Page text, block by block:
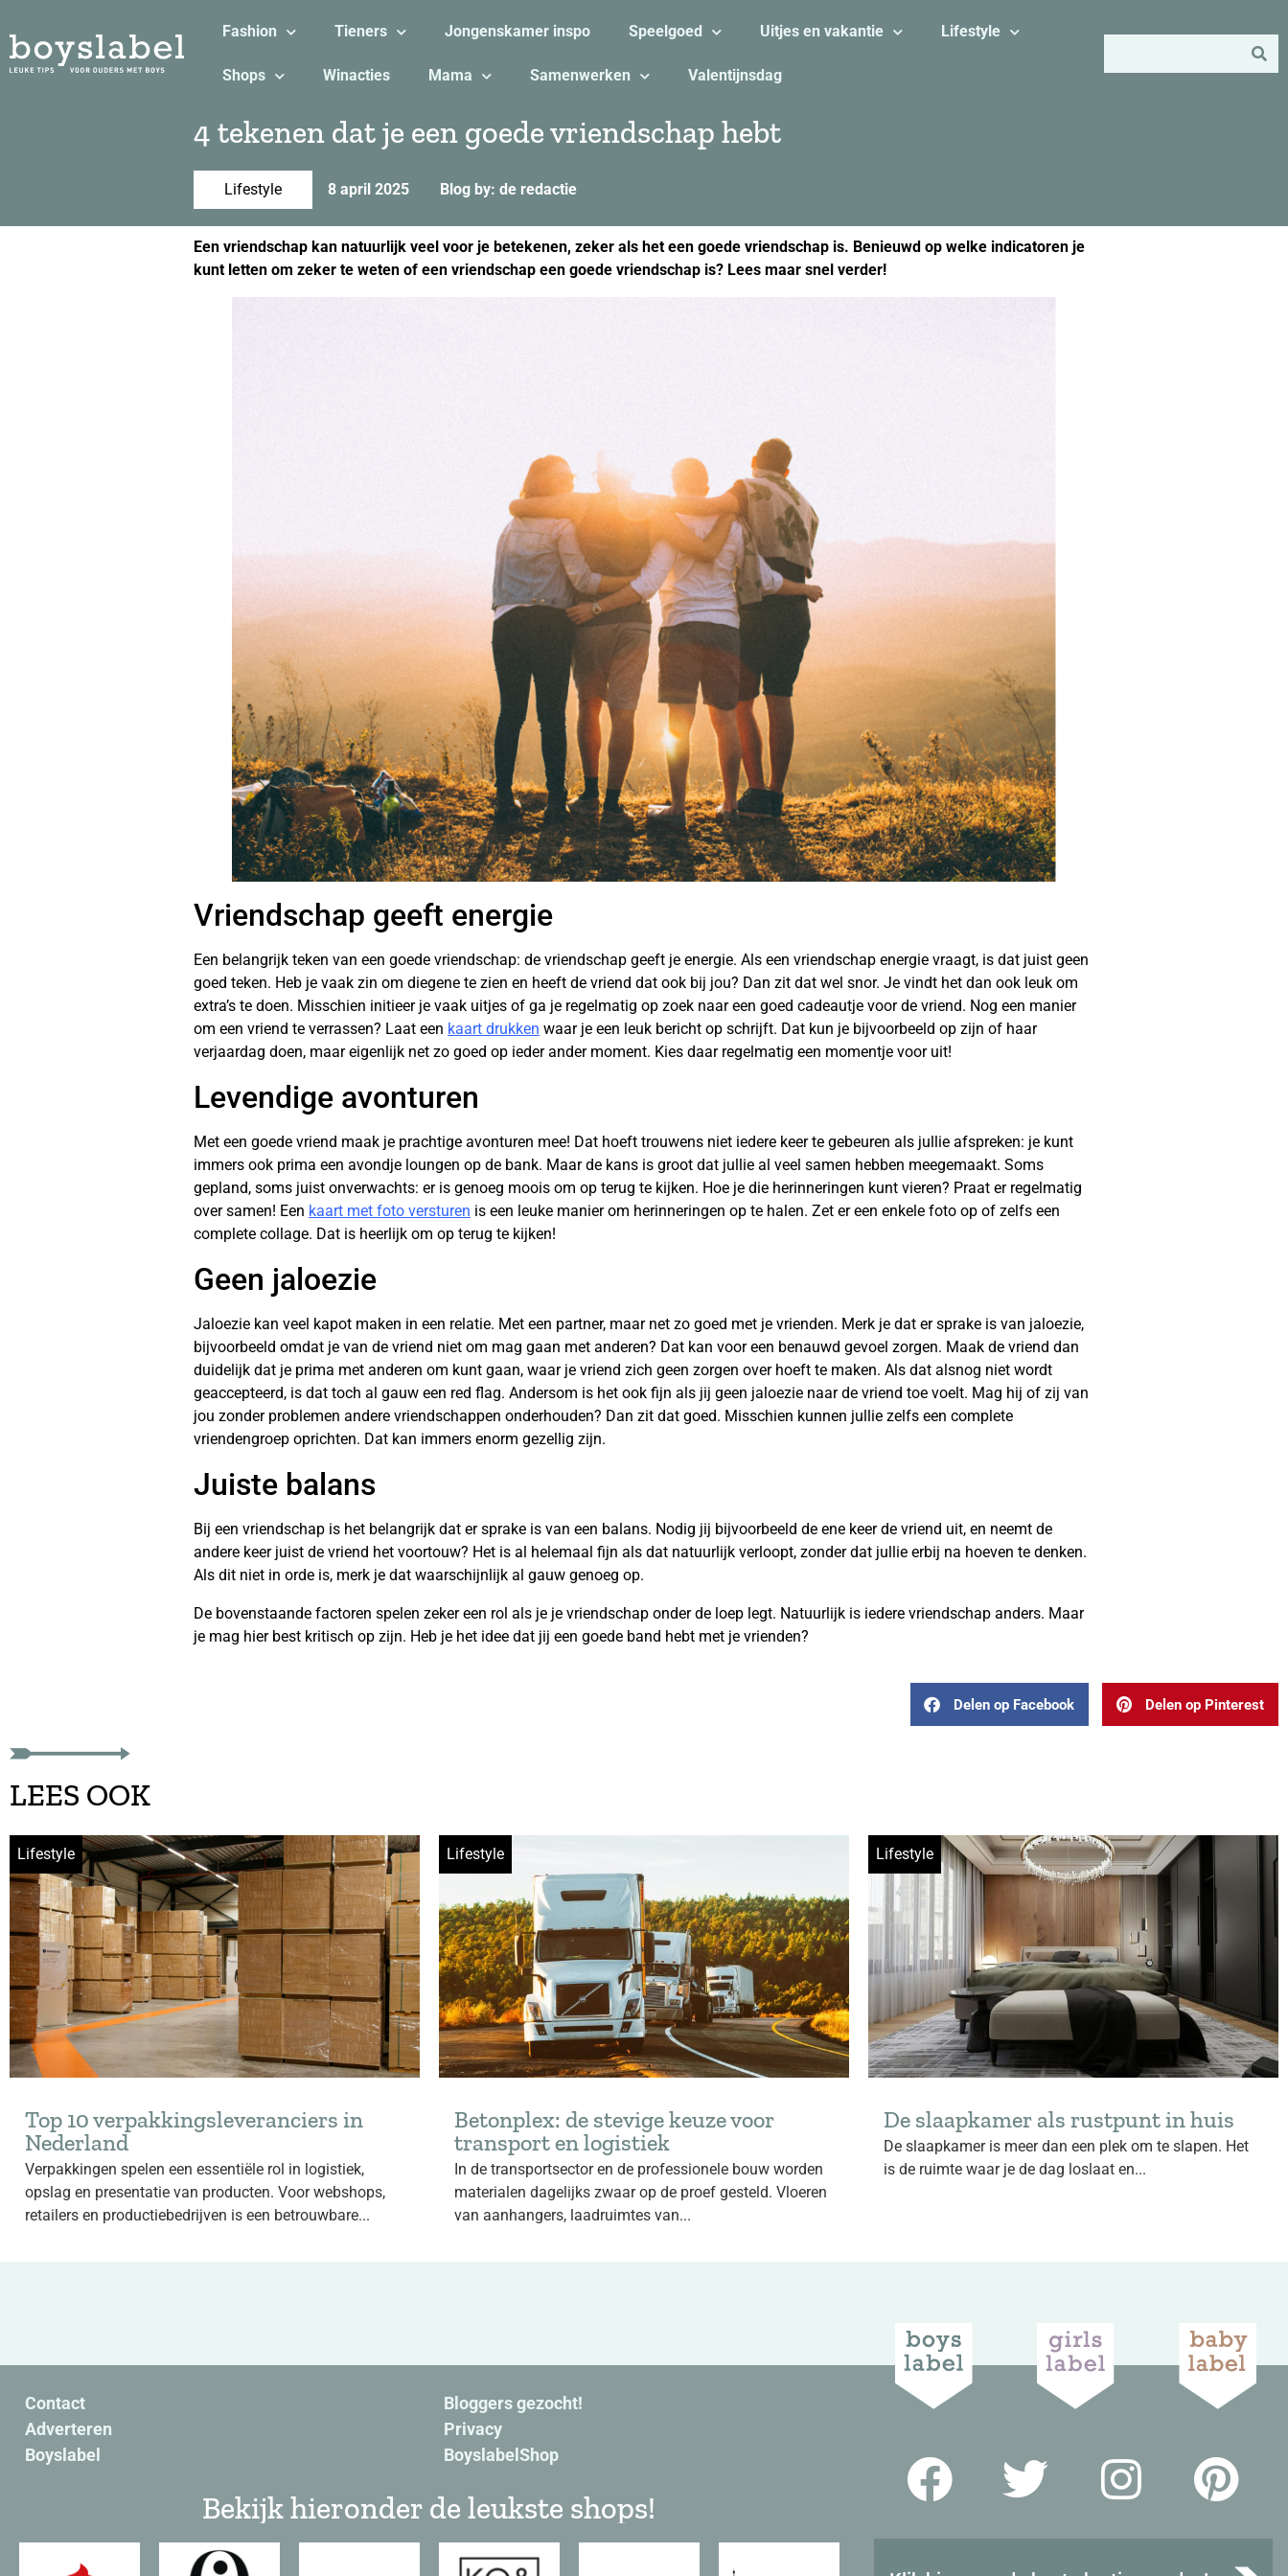
Fashion Tieners Jongenskamer inspo Speelgoed Uitjes en vakantie Lifestyle
Shops Winacties Mama Samenwerken Valentijnsdag
4 tekenen dat je een goede vriendschap hebt
Lifestyle 8 april 2025 Blog by: de redactie
Een vriendschap kan natuurlijk veel voor je betekenen, zeker als het een goede vriendschap is. Benieuwd op welke indicatoren je
kunt letten om zeker te weten of een vriendschap een goede vriendschap is? Lees maar snel verder!
Vriendschap geeft energie
Een belangrijk teken van een goede vriendschap: de vriendschap geeft je energie. Als een vriendschap energie vraagt, is dat juist geen
goed teken. Heb je vaak zin om diegene te zien en heeft de vriend dat ook bij jou? Dan zit dat wel snor. Je vindt het dan ook leuk om
extra’s te doen. Misschien initieer je vaak uitjes of ga je regelmatig op zoek naar een goed cadeautje voor de vriend. Nog een manier
om een vriend te verrassen? Laat een kaart drukken waar je een leuk bericht op schrijft. Dat kun je bijvoorbeeld op zijn of haar
verjaardag doen, maar eigenlijk net zo goed op ieder ander moment. Kies daar regelmatig een momentje voor uit!
Levendige avonturen
Met een goede vriend maak je prachtige avonturen mee! Dat hoeft trouwens niet iedere keer te gebeuren als jullie afspreken: je kunt
immers ook prima een avondje loungen op de bank. Maar de kans is groot dat jullie al veel samen hebben meegemaakt. Soms
gepland, soms juist onverwachts: er is genoeg moois om op terug te kijken. Hoe je die herinneringen kunt vieren? Praat er regelmatig
over samen! Een kaart met foto versturen is een leuke manier om herinneringen op te halen. Zet er een enkele foto op of zelfs een
complete collage. Dat is heerlijk om op terug te kijken!
Geen jaloezie
Jaloezie kan veel kapot maken in een relatie. Met een partner, maar net zo goed met je vrienden. Merk je dat er sprake is van jaloezie,
bijvoorbeeld omdat je van de vriend niet om mag gaan met anderen? Dat kan voor een benauwd gevoel zorgen. Maak de vriend dan
duidelijk dat je prima met anderen om kunt gaan, waar je vriend zich geen zorgen over hoeft te maken. Als dat alsnog niet wordt
geaccepteerd, is dat toch al gauw een red flag. Andersom is het ook fijn als jij geen jaloezie naar de vriend toe voelt. Mag hij of zij van
jou zonder problemen andere vriendschappen onderhouden? Dan zit dat goed. Misschien kunnen jullie zelfs een complete
vriendengroep oprichten. Dat kan immers enorm gezellig zijn.
Juiste balans
Bij een vriendschap is het belangrijk dat er sprake is van een balans. Nodig jij bijvoorbeeld de ene keer de vriend uit, en neemt de
andere keer juist de vriend het voortouw? Het is al helemaal fijn als dat natuurlijk verloopt, zonder dat jullie erbij na hoeven te denken.
Als dit niet in orde is, merk je dat waarschijnlijk al gauw genoeg op.
De bovenstaande factoren spelen zeker een rol als je je vriendschap onder de loep legt. Natuurlijk is iedere vriendschap anders. Maar
je mag hier best kritisch op zijn. Heb je het idee dat jij een goede band hebt met je vrienden?
Delen op Facebook Delen op Pinterest
LEES OOK
Lifestyle
Top 10 verpakkingsleveranciers in
Nederland
Verpakkingen spelen een essentiële rol in logistiek,
opslag en presentatie van producten. Voor webshops,
retailers en productiebedrijven is een betrouwbare...
Lifestyle
Betonplex: de stevige keuze voor
transport en logistiek
In de transportsector en de professionele bouw worden
materialen dagelijks zwaar op de proef gesteld. Vloeren
van aanhangers, laadruimtes van...
Lifestyle
De slaapkamer als rustpunt in huis
De slaapkamer is meer dan een plek om te slapen. Het
is de ruimte waar je de dag loslaat en...
Contact
Adverteren
Boyslabel
Bloggers gezocht!
Privacy
BoyslabelShop
Bekijk hieronder de leukste shops!